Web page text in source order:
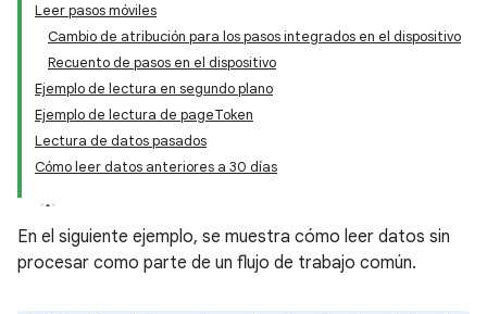
Leer pasos móviles
Cambio de atribución para los pasos integrados en el dispositivo
Recuento de pasos en el dispositivo
Ejemplo de lectura en segundo plano
Ejemplo de lectura de pageToken
Lectura de datos pasados
Cómo leer datos anteriores a 30 días
En el siguiente ejemplo, se muestra cómo leer datos sin
procesar como parte de un flujo de trabajo común.